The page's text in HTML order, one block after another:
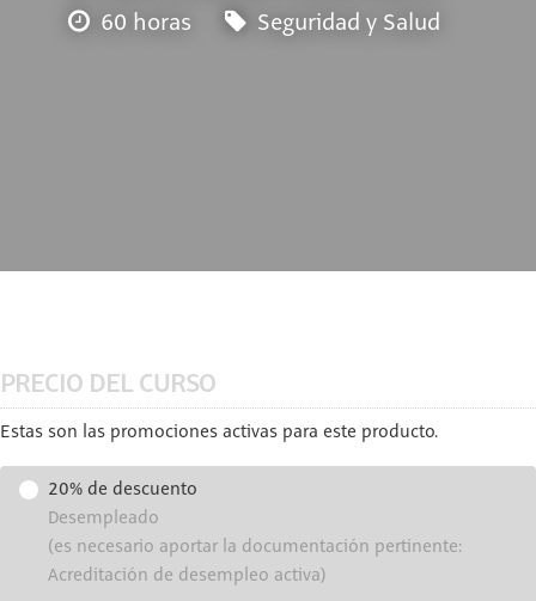
60 horas
Seguridad y Salud
PRECIO DEL CURSO
Estas son las promociones activas para este producto.
20% de descuento
Desempleado
(es necesario aportar la documentación pertinente:
Acreditación de desempleo activa)